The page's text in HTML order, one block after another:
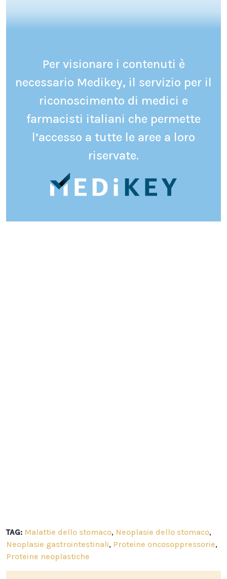
Per visionare i contenuti è
necessario Medikey, il servizio per il
riconoscimento di medici e
farmacisti italiani che permette
l’accesso a tutte le aree a loro
riservate.
TAG: Malattie dello stomaco, Neoplasie dello stomaco,
Neoplasie gastrointestinali, Proteine oncosoppressorie,
Proteine neoplastiche